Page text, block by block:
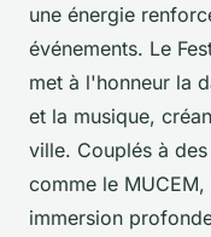
une énergie
événements. Le
met à l'honneur la
et la musique,
ville. Couplés à
comme le
immersion